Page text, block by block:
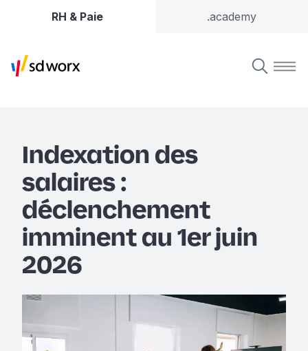
RH & Paie .academy
Indexation des
salaires :
déclenchement
imminent au 1er juin
2026